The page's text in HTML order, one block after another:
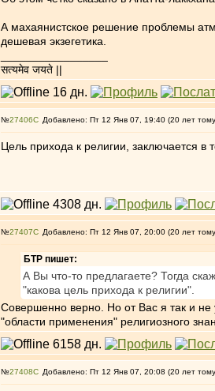
А махаянистское решение проблемы
дешевая экзегетика.
सत्यमेव जयते ||
№27406 Добавлено: Пт 12 Янв 07, 19:40 (20 лет
Цель прихода к религии, заключается
№27407 Добавлено: Пт 12 Янв 07, 20:00 (20 лет
БТР пишет:
А Вы что-то предлагаете? Тогда
"какова цель прихода к религии".
Совершенно верно. Но от Вас я так и не
"области применения" религиозного
№27408 Добавлено: Пт 12 Янв 07, 20:08 (20 лет